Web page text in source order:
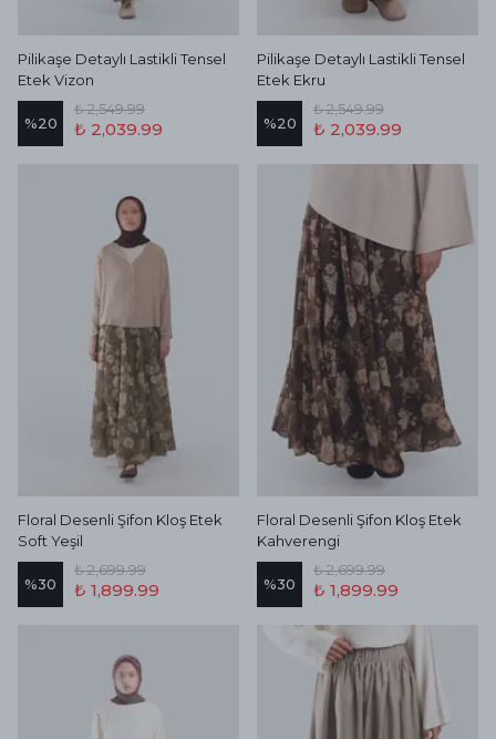
Pilikaşe Detaylı Lastikli Tensel
Etek Vizon
%20
₺ 2,549.99
₺ 2,039.99
Pilikaşe Detaylı Lastikli Tensel
Etek Ekru
%20
₺ 2,549.99
₺ 2,039.99
Floral Desenli Şifon Kloş Etek
Soft Yeşil
%30
₺ 2,699.99
₺ 1,899.99
Floral Desenli Şifon Kloş Etek
Kahverengi
%30
₺ 2,699.99
₺ 1,899.99